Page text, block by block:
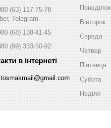
(63) 117-75-78
Telegram
(68) 138-41-45
(99) 333-50-92
Понеділок
Вівторок
Середа
Четвер
Пʼятниця
Субота
Неділя